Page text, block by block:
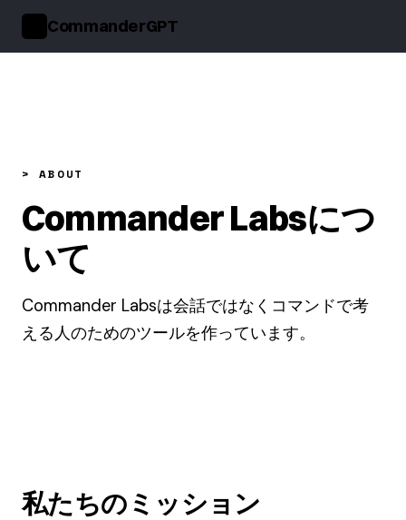
CommanderGPT
> ABOUT
Commander Labsにつ
いて
Commander Labsは会話ではなくコマンドで考
える人のためのツールを作っています。
私たちのミッション